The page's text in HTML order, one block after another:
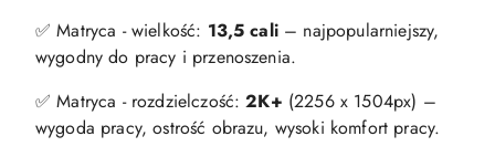
✅ Matryca - wielkość: 13,5 cali– najpopularniejszy,
wygodny do pracy i przenoszenia.
✅ Matryca - rozdzielczość:2K+ (2256 x 1504px) –
wygoda pracy, ostrość obrazu, wysoki komfort pracy.